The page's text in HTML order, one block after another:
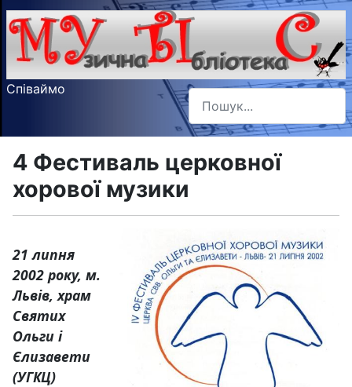
Співаймо Пошук
Type 2 or more characters
4 Фестиваль церковної
хорової музики
21 липня
2002 року, м.
Львів, храм
Святих
Ольги і
Єлизавети
(УГКЦ)